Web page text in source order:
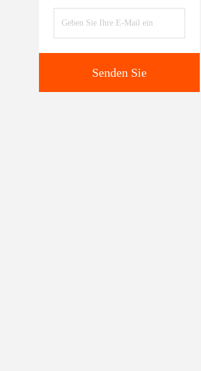
Senden Sie